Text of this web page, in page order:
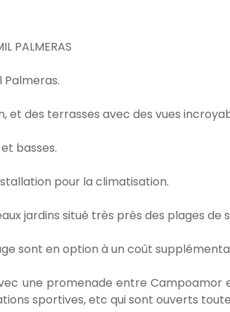
PALMERAS
et des terrasses avec des vues
basses.
pour la climatisation.
jardins situé très près des plages de
sont en option à un coût
une promenade entre
sportives, etc qui sont ouverts